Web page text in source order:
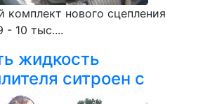
комплект нового сцепления
- 10 тыс....
жидкость
ситроен с